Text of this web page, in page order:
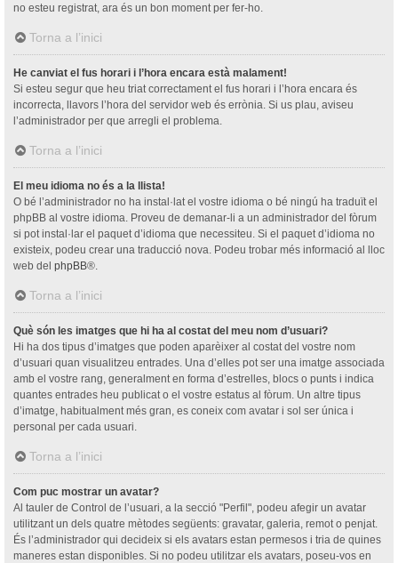
no esteu registrat, ara és un bon moment per fer-ho.
Torna a l’inici
He canviat el fus horari i l’hora encara està malament!
Si esteu segur que heu triat correctament el fus horari i l’hora encara és
incorrecta, llavors l’hora del servidor web és errònia. Si us plau, aviseu
l’administrador per que arregli el problema.
Torna a l’inici
El meu idioma no és a la llista!
O bé l’administrador no ha instal·lat el vostre idioma o bé ningú ha traduït el
phpBB al vostre idioma. Proveu de demanar-li a un administrador del fòrum
si pot instal·lar el paquet d’idioma que necessiteu. Si el paquet d’idioma no
existeix, podeu crear una traducció nova. Podeu trobar més informació al lloc
web del phpBB®.
Torna a l’inici
Què són les imatges que hi ha al costat del meu nom d’usuari?
Hi ha dos tipus d’imatges que poden aparèixer al costat del vostre nom
d’usuari quan visualitzeu entrades. Una d’elles pot ser una imatge associada
amb el vostre rang, generalment en forma d’estrelles, blocs o punts i indica
quantes entrades heu publicat o el vostre estatus al fòrum. Un altre tipus
d’imatge, habitualment més gran, es coneix com avatar i sol ser única i
personal per cada usuari.
Torna a l’inici
Com puc mostrar un avatar?
Al tauler de Control de l’usuari, a la secció "Perfil", podeu afegir un avatar
utilitzant un dels quatre mètodes següents: gravatar, galeria, remot o penjat.
És l’administrador qui decideix si els avatars estan permesos i tria de quines
maneres estan disponibles. Si no podeu utilitzar els avatars, poseu-vos en